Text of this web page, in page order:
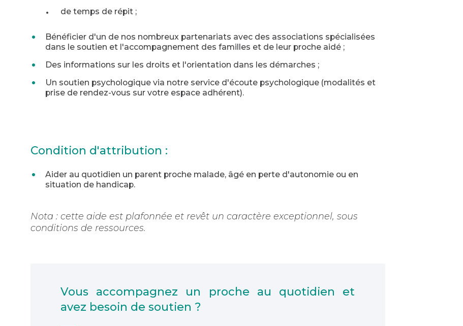
de temps de répit ;
Bénéficier d'un de nos nombreux partenariats avec des associations spécialisées
dans le soutien et l'accompagnement des familles et de leur proche aidé ;
Des informations sur les droits et l'orientation dans les démarches ;
Un soutien psychologique via notre service d'écoute psychologique (modalités et
prise de rendez-vous sur votre espace adhérent).
Condition d'attribution :
Aider au quotidien un parent proche malade, âgé en perte d'autonomie ou en
situation de handicap.
Nota : cette aide est plafonnée et revêt un caractère exceptionnel, sous
conditions de ressources.
Vous accompagnez un proche au quotidien et
avez besoin de soutien ?